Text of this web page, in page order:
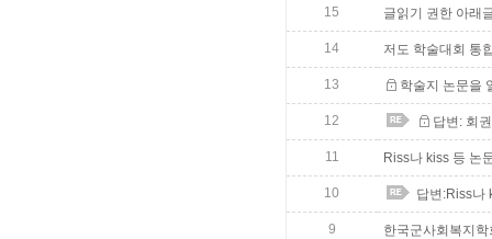
15 글읽기 권한 아래
14 저도 학술대회 통
13 학술지 논문을
12 답변: 회
11 Riss나 kiss 등 논
10 답변:Riss나
9 한국군사회복지